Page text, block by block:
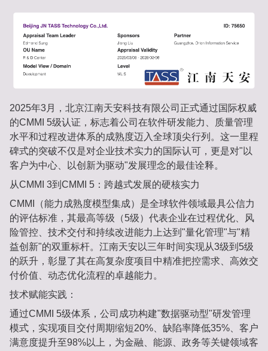
2025年3月‌，北京江南天安科技有限公司正式通过国际权威
的‌CMMI 5级认证‌，标志着公司在软件研发能力、质量管理
水平和过程改进体系的成熟度迈入全球顶尖行列。这一里程
碑式的突破不仅是对企业技术实力的国际认可，更是对"以
客户为中心、以创新为驱动"发展理念的最佳诠释。
从CMMI 3到CMMI 5：跨越式发展的硬核实力‌
CMMI（能力成熟度模型集成）是全球软件领域最具公信力
的评估标准，其最高等级（5级）代表企业在过程优化、风
险管控、技术交付和持续改进能力上达到"量化管理"与"精
益创新"的双重标杆。江南天安以三年时间实现从3级到5级
的跃升，彰显了其在高复杂度项目中精准把控需求、高效交
付价值、动态优化流程的卓越能力。
技术赋能实践：‌
通过CMMI 5级体系，公司成功构建"数据驱动型"研发管理
模式，实现项目交付周期缩短20%、缺陷率降低35%、客户
满意度提升至98%以上，为金融、能源、政务等关键领域客